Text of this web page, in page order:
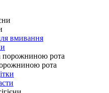
вмивання
рота